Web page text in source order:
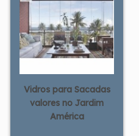
Vidros para Sacadas
valores no Jardim
América